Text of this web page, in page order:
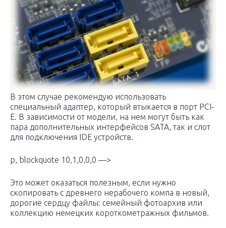
В этом случае рекомендую использовать
специальный адаптер, который втыкается в порт PCI‐
E. В зависимости от модели, на нем могут быть как
пара дополнительных интерфейсов SATA, так и слот
для подключения IDE устройств.
p, blockquote 10,1,0,0,0 —>
Это может оказаться полезным, если нужно
скопировать с древнего нерабочего компа в новый,
дорогие сердцу файлы: семейный фотоархив или
коллекцию немецких короткометражных фильмов.